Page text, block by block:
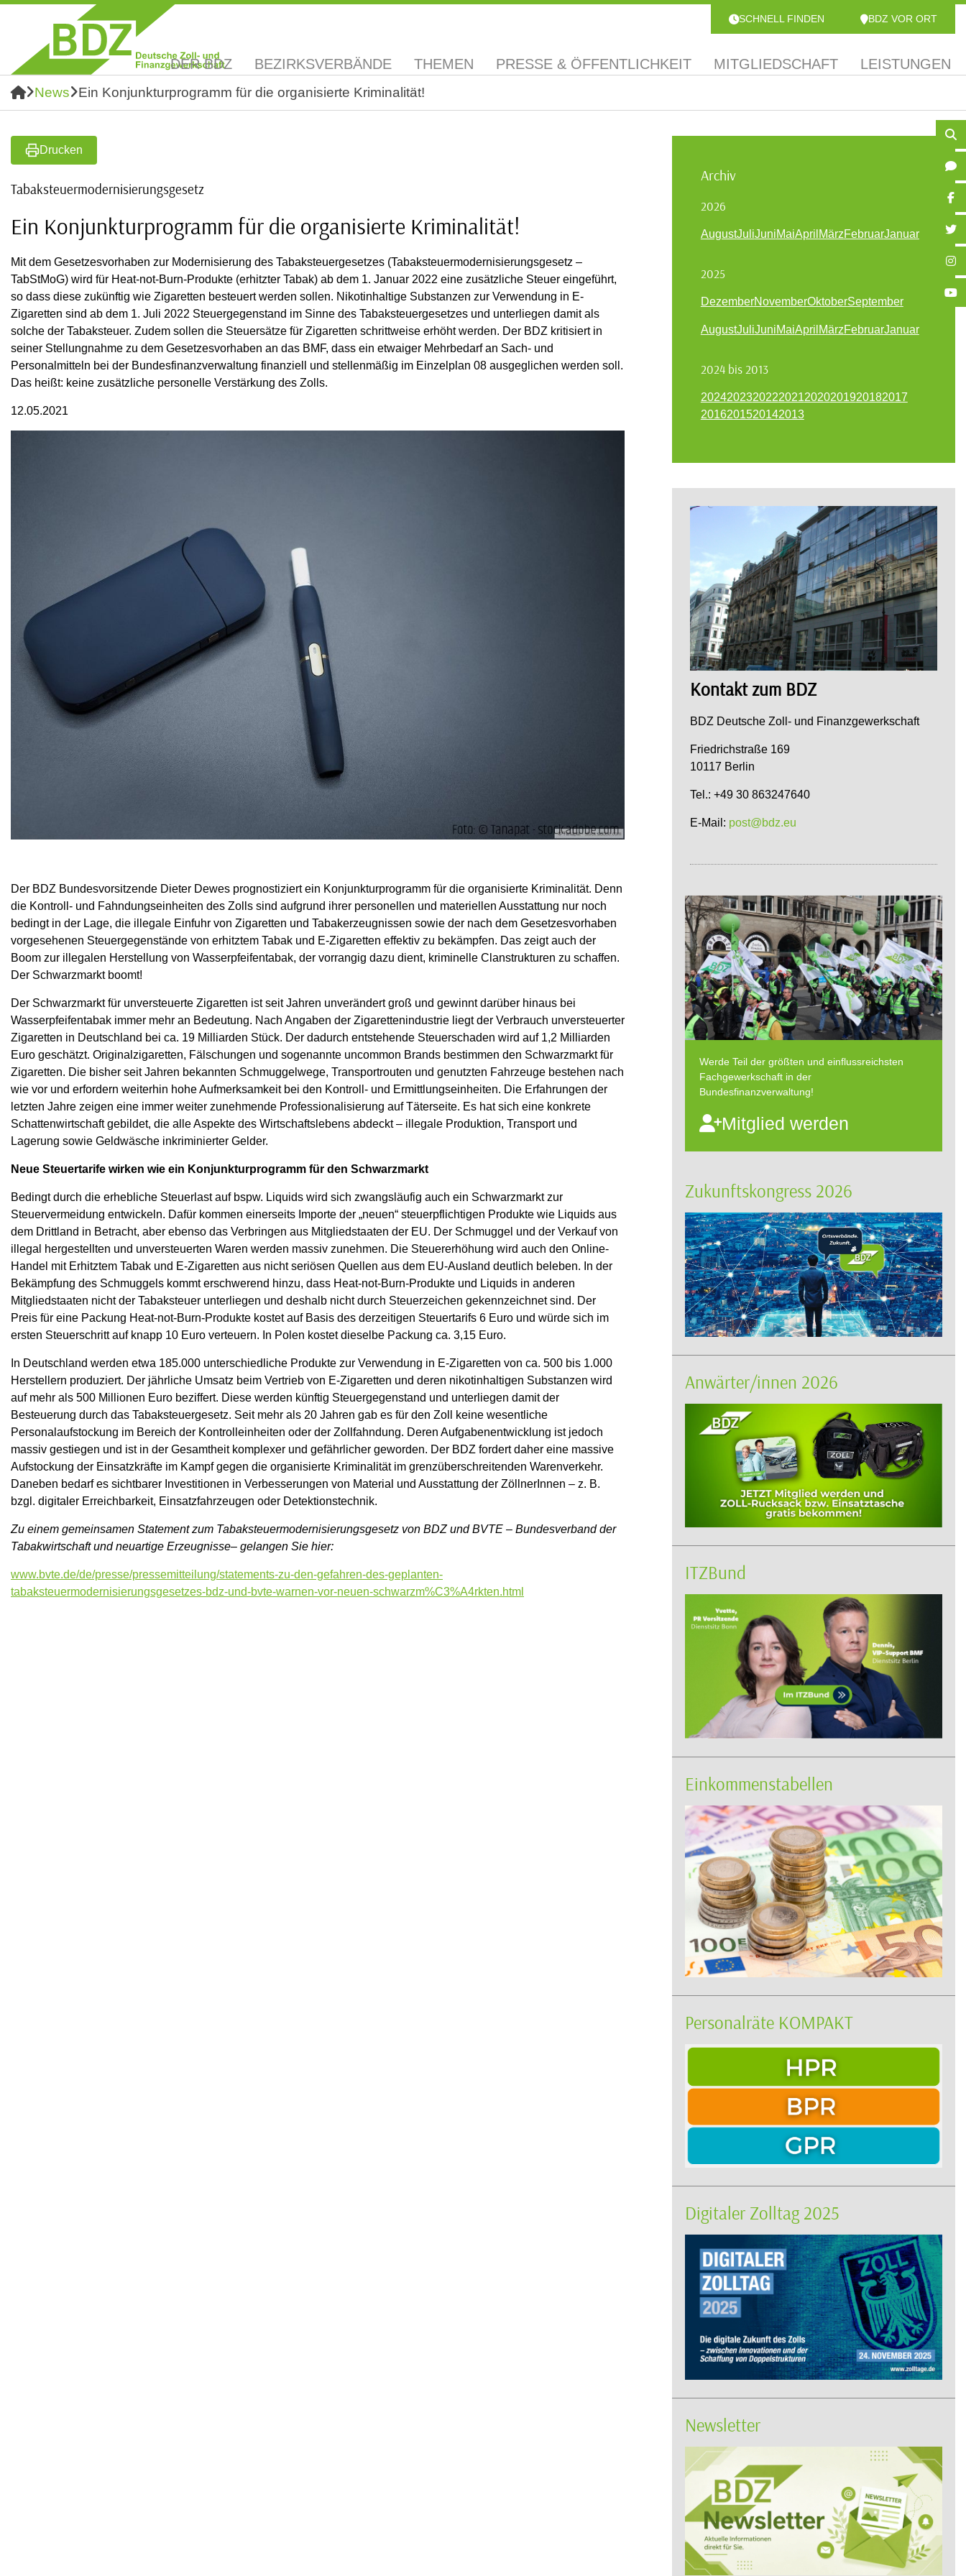
SCHNELL FINDEN BDZ VOR ORT
DER BDZ BEZIRKSVERBÄNDE THEMEN PRESSE & ÖFFENTLICHKEIT MITGLIEDSCHAFT LEISTUNGEN
News Ein Konjunkturprogramm für die organisierte Kriminalität!
Drucken
Tabaksteuermodernisierungsgesetz
Ein Konjunkturprogramm für die organisierte Kriminalität!
Mit dem Gesetzesvorhaben zur Modernisierung des Tabaksteuergesetzes (Tabaksteuermodernisierungsgesetz –
TabStMoG) wird für Heat-not-Burn-Produkte (erhitzter Tabak) ab dem 1. Januar 2022 eine zusätzliche Steuer eingeführt,
so dass diese zukünftig wie Zigaretten besteuert werden sollen. Nikotinhaltige Substanzen zur Verwendung in E-
Zigaretten sind ab dem 1. Juli 2022 Steuergegenstand im Sinne des Tabaksteuergesetzes und unterliegen damit als
solche der Tabaksteuer. Zudem sollen die Steuersätze für Zigaretten schrittweise erhöht werden. Der BDZ kritisiert in
seiner Stellungnahme zu dem Gesetzesvorhaben an das BMF, dass ein etwaiger Mehrbedarf an Sach- und
Personalmitteln bei der Bundesfinanzverwaltung finanziell und stellenmäßig im Einzelplan 08 ausgeglichen werden soll.
Das heißt: keine zusätzliche personelle Verstärkung des Zolls.
12.05.2021
Der BDZ Bundesvorsitzende Dieter Dewes prognostiziert ein Konjunkturprogramm für die organisierte Kriminalität. Denn
die Kontroll- und Fahndungseinheiten des Zolls sind aufgrund ihrer personellen und materiellen Ausstattung nur noch
bedingt in der Lage, die illegale Einfuhr von Zigaretten und Tabakerzeugnissen sowie der nach dem Gesetzesvorhaben
vorgesehenen Steuergegenstände von erhitztem Tabak und E-Zigaretten effektiv zu bekämpfen. Das zeigt auch der
Boom zur illegalen Herstellung von Wasserpfeifentabak, der vorrangig dazu dient, kriminelle Clanstrukturen zu schaffen.
Der Schwarzmarkt boomt!
Der Schwarzmarkt für unversteuerte Zigaretten ist seit Jahren unverändert groß und gewinnt darüber hinaus bei
Wasserpfeifentabak immer mehr an Bedeutung. Nach Angaben der Zigarettenindustrie liegt der Verbrauch unversteuerter
Zigaretten in Deutschland bei ca. 19 Milliarden Stück. Der dadurch entstehende Steuerschaden wird auf 1,2 Milliarden
Euro geschätzt. Originalzigaretten, Fälschungen und sogenannte uncommon Brands bestimmen den Schwarzmarkt für
Zigaretten. Die bisher seit Jahren bekannten Schmuggelwege, Transportrouten und genutzten Fahrzeuge bestehen nach
wie vor und erfordern weiterhin hohe Aufmerksamkeit bei den Kontroll- und Ermittlungseinheiten. Die Erfahrungen der
letzten Jahre zeigen eine immer weiter zunehmende Professionalisierung auf Täterseite. Es hat sich eine konkrete
Schattenwirtschaft gebildet, die alle Aspekte des Wirtschaftslebens abdeckt – illegale Produktion, Transport und
Lagerung sowie Geldwäsche inkriminierter Gelder.
Neue Steuertarife wirken wie ein Konjunkturprogramm für den Schwarzmarkt
Bedingt durch die erhebliche Steuerlast auf bspw. Liquids wird sich zwangsläufig auch ein Schwarzmarkt zur
Steuervermeidung entwickeln. Dafür kommen einerseits Importe der „neuen“ steuerpflichtigen Produkte wie Liquids aus
dem Drittland in Betracht, aber ebenso das Verbringen aus Mitgliedstaaten der EU. Der Schmuggel und der Verkauf von
illegal hergestellten und unversteuerten Waren werden massiv zunehmen. Die Steuererhöhung wird auch den Online-
Handel mit Erhitztem Tabak und E-Zigaretten aus nicht seriösen Quellen aus dem EU-Ausland deutlich beleben. In der
Bekämpfung des Schmuggels kommt erschwerend hinzu, dass Heat-not-Burn-Produkte und Liquids in anderen
Mitgliedstaaten nicht der Tabaksteuer unterliegen und deshalb nicht durch Steuerzeichen gekennzeichnet sind. Der
Preis für eine Packung Heat-not-Burn-Produkte kostet auf Basis des derzeitigen Steuertarifs 6 Euro und würde sich im
ersten Steuerschritt auf knapp 10 Euro verteuern. In Polen kostet dieselbe Packung ca. 3,15 Euro.
In Deutschland werden etwa 185.000 unterschiedliche Produkte zur Verwendung in E-Zigaretten von ca. 500 bis 1.000
Herstellern produziert. Der jährliche Umsatz beim Vertrieb von E-Zigaretten und deren nikotinhaltigen Substanzen wird
auf mehr als 500 Millionen Euro beziffert. Diese werden künftig Steuergegenstand und unterliegen damit der
Besteuerung durch das Tabaksteuergesetz. Seit mehr als 20 Jahren gab es für den Zoll keine wesentliche
Personalaufstockung im Bereich der Kontrolleinheiten oder der Zollfahndung. Deren Aufgabenentwicklung ist jedoch
massiv gestiegen und ist in der Gesamtheit komplexer und gefährlicher geworden. Der BDZ fordert daher eine massive
Aufstockung der Einsatzkräfte im Kampf gegen die organisierte Kriminalität im grenzüberschreitenden Warenverkehr.
Daneben bedarf es sichtbarer Investitionen in Verbesserungen von Material und Ausstattung der ZöllnerInnen – z. B.
bzgl. digitaler Erreichbarkeit, Einsatzfahrzeugen oder Detektionstechnik.
Zu einem gemeinsamen Statement zum Tabaksteuermodernisierungsgesetz von BDZ und BVTE – Bundesverband der
Tabakwirtschaft und neuartige Erzeugnisse– gelangen Sie hier:
www.bvte.de/de/presse/pressemitteilung/statements-zu-den-gefahren-des-geplanten-
tabaksteuermodernisierungsgesetzes-bdz-und-bvte-warnen-vor-neuen-schwarzm%C3%A4rkten.html
Archiv
2026
AugustJuliJuniMaiApril MärzFebruarJanuar
2025
DezemberNovemberOktoberSeptember
AugustJuliJuniMaiApril MärzFebruarJanuar
2024 bis 2013
20242023202220212020201920182017
2016201520142013
Kontakt zum BDZ
BDZ Deutsche Zoll- und Finanzgewerkschaft
Friedrichstraße 169
10117 Berlin
Tel.: +49 30 863247640
E-Mail: post@bdz.eu
Werde Teil der größten und einflussreichsten
Fachgewerkschaft in der
Bundesfinanzverwaltung!
Mitglied werden
Zukunftskongress 2026
Anwärter/innen 2026
ITZBund
Einkommenstabellen
Personalräte KOMPAKT
Digitaler Zolltag 2025
Newsletter